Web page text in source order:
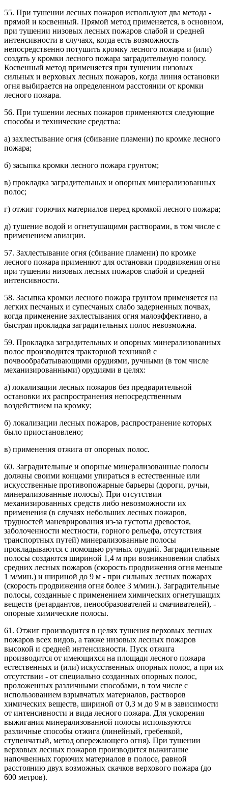
55. При тушении лесных пожаров используют два метода -
прямой и косвенный. Прямой метод применяется, в основном,
при тушении низовых лесных пожаров слабой и средней
интенсивности в случаях, когда есть возможность
непосредственно потушить кромку лесного пожара и (или)
создать у кромки лесного пожара заградительную полосу.
Косвенный метод применяется при тушении низовых
сильных и верховых лесных пожаров, когда линия остановки
огня выбирается на определенном расстоянии от кромки
лесного пожара.
56. При тушении лесных пожаров применяются следующие
способы и технические средства:
а) захлестывание огня (сбивание пламени) по кромке лесного
пожара;
б) засыпка кромки лесного пожара грунтом;
в) прокладка заградительных и опорных минерализованных
полос;
г) отжиг горючих материалов перед кромкой лесного пожара;
д) тушение водой и огнетушащими растворами, в том числе с
применением авиации.
57. Захлестывание огня (сбивание пламени) по кромке
лесного пожара применяют для остановки продвижения огня
при тушении низовых лесных пожаров слабой и средней
интенсивности.
58. Засыпка кромки лесного пожара грунтом применяется на
легких песчаных и супесчаных слабо задерненных почвах,
когда применение захлестывания огня малоэффективно, а
быстрая прокладка заградительных полос невозможна.
59. Прокладка заградительных и опорных минерализованных
полос производится тракторной техникой с
почвообрабатывающими орудиями, ручными (в том числе
механизированными) орудиями в целях:
а) локализации лесных пожаров без предварительной
остановки их распространения непосредственным
воздействием на кромку;
б) локализации лесных пожаров, распространение которых
было приостановлено;
в) применения отжига от опорных полос.
60. Заградительные и опорные минерализованные полосы
должны своими концами упираться в естественные или
искусственные противопожарные барьеры (дороги, ручьи,
минерализованные полосы). При отсутствии
механизированных средств либо невозможности их
применения (в случаях небольших лесных пожаров,
трудностей маневрирования из-за густоты древостоя,
заболоченности местности, горного рельефа, отсутствия
транспортных путей) минерализованные полосы
прокладываются с помощью ручных орудий. Заградительные
полосы создаются шириной 1,4 м при возникновении слабых
средних лесных пожаров (скорость продвижения огня меньше
1 м/мин.) и шириной до 9 м - при сильных лесных пожарах
(скорость продвижения огня более 3 м/мин.). Заградительные
полосы, созданные с применением химических огнетушащих
веществ (ретардантов, пенообразователей и смачивателей), -
опорные химические полосы.
61. Отжиг производится в целях тушения верховых лесных
пожаров всех видов, а также низовых лесных пожаров
высокой и средней интенсивности. Пуск отжига
производится от имеющихся на площади лесного пожара
естественных и (или) искусственных опорных полос, а при их
отсутствии - от специально созданных опорных полос,
проложенных различными способами, в том числе с
использованием взрывчатых материалов, растворов
химических веществ, шириной от 0,3 м до 9 м в зависимости
от интенсивности и вида лесного пожара. Для ускорения
выжигания минерализованной полосы используются
различные способы отжига (линейный, гребенкой,
ступенчатый, метод опережающего огня). При тушении
верховых лесных пожаров производится выжигание
напочвенных горючих материалов в полосе, равной
расстоянию двух возможных скачков верхового пожара (до
600 метров).